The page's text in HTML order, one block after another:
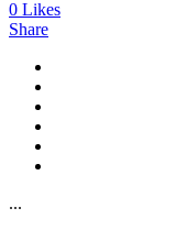
0 Likes
Share
...